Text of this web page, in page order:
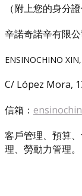
（附上您的身分
辛諾奇諾辛有限
ENSINOCHINO XIN,
C/ López Mora,
信箱：
客戶管理、預算
理、勞動力管理。